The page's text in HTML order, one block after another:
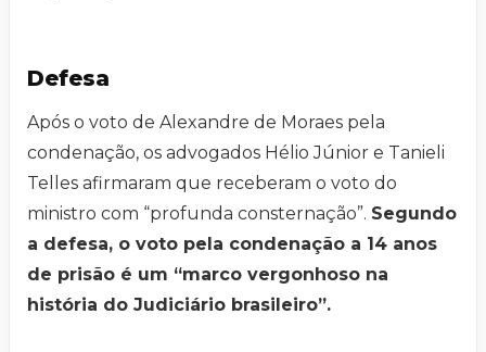
Defesa
Após o voto de Alexandre de Moraes pela
condenação, os advogados Hélio Júnior e Tanieli
Telles afirmaram que receberam o voto do
ministro com “profunda consternação”. Segundo
a defesa, o voto pela condenação a 14 anos
de prisão é um “marco vergonhoso na
história do Judiciário brasileiro”.